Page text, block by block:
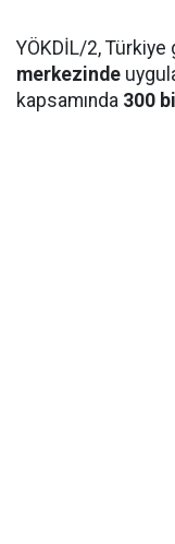
YÖKDİL/2, Türkiye
merkezinde
kapsamında 300